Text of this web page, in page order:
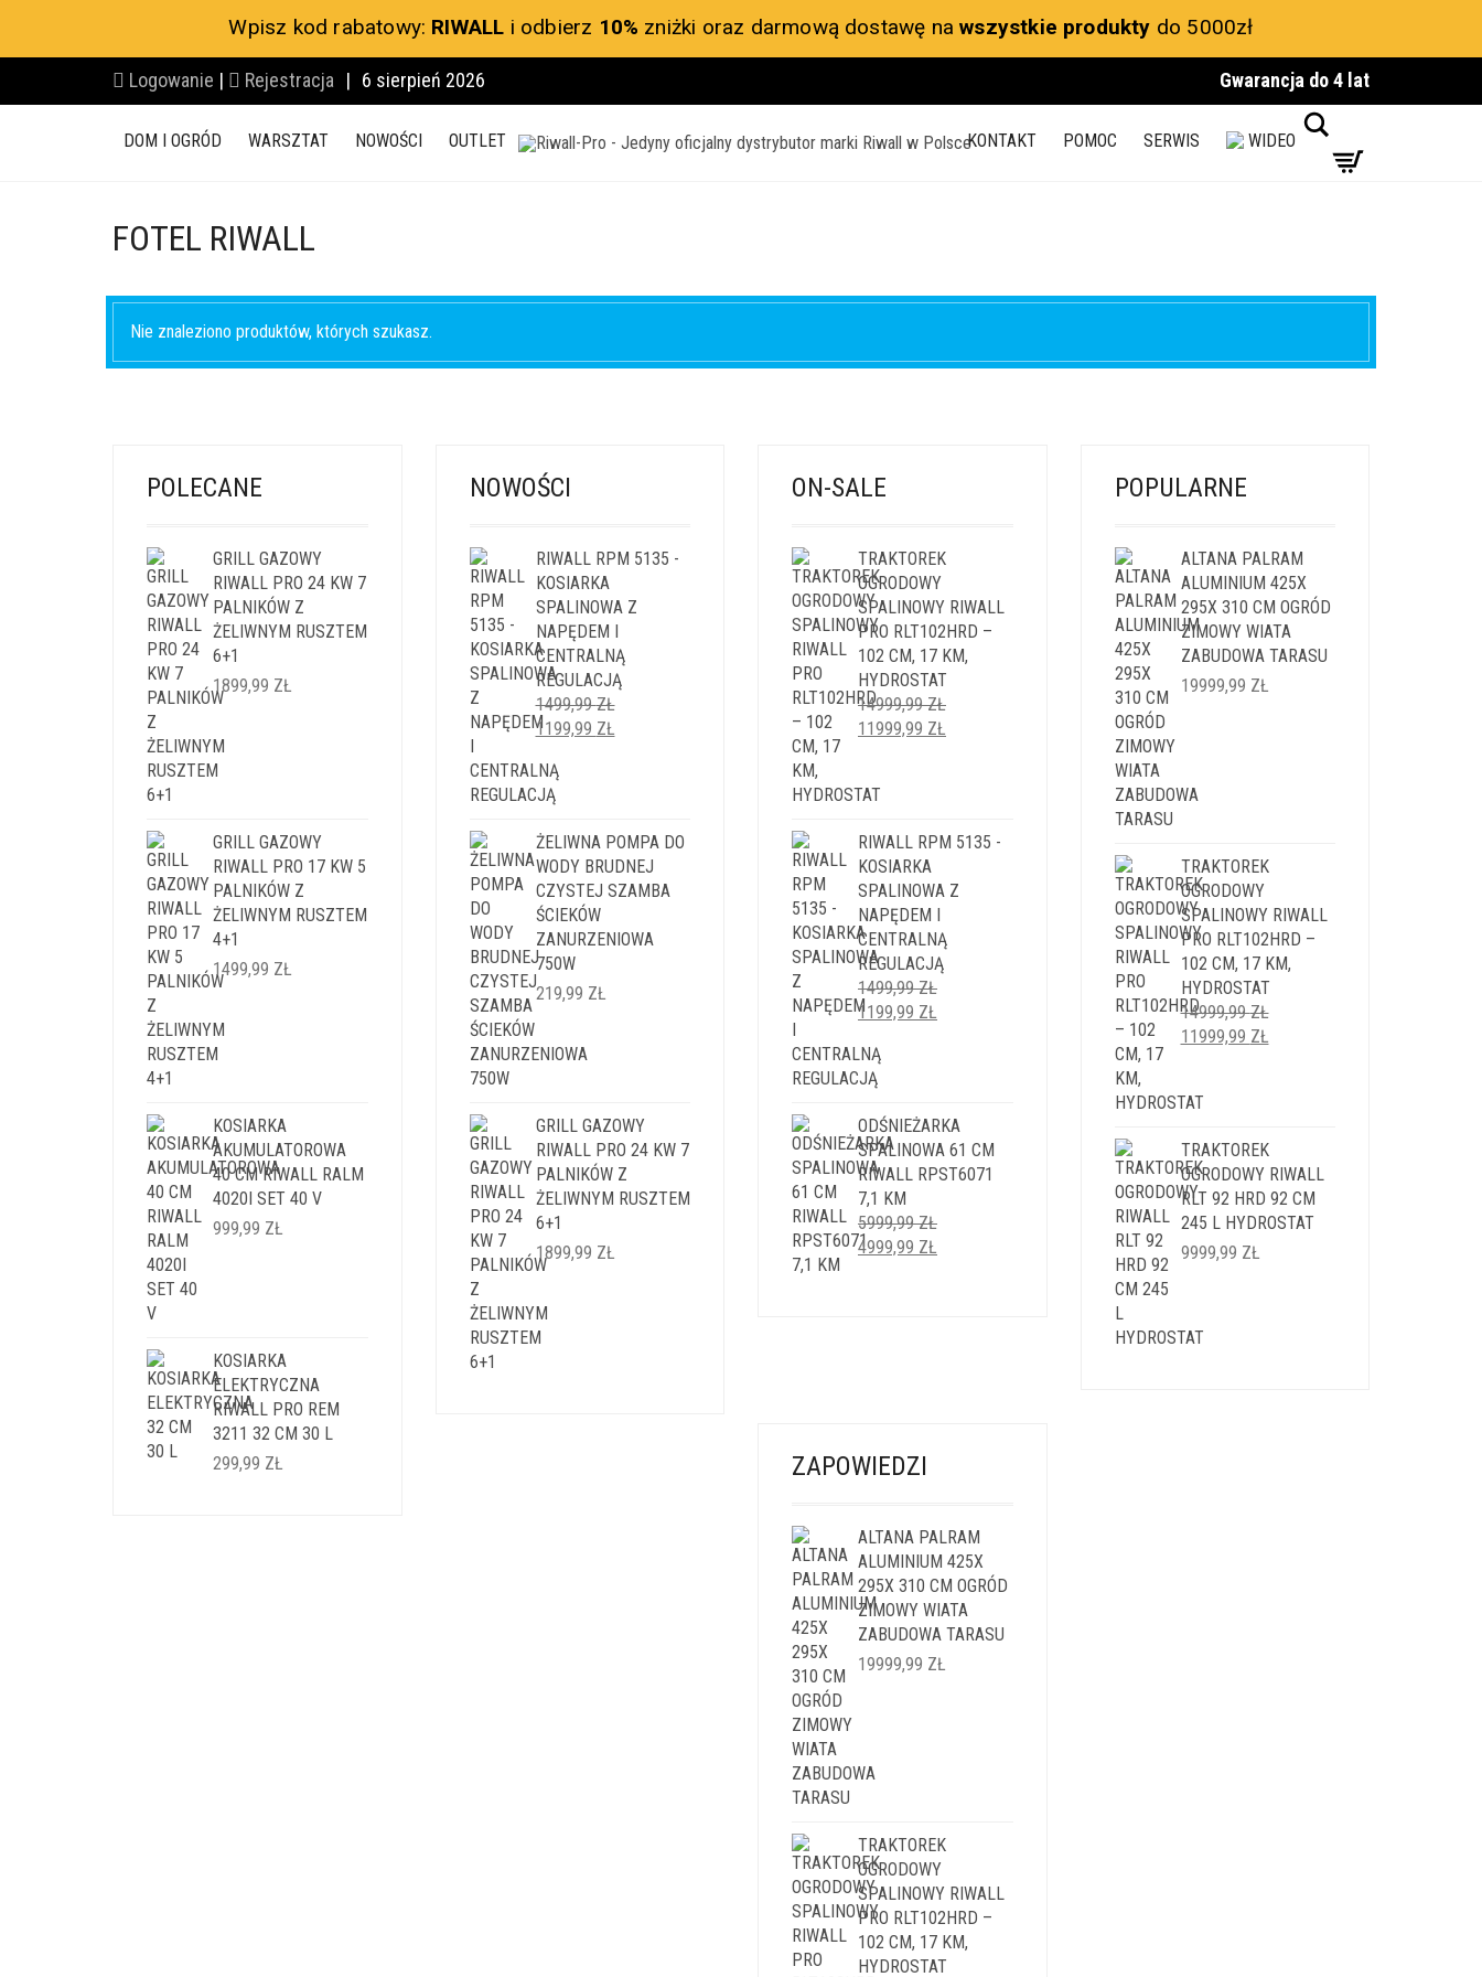
Wpisz kod rabatowy: RIWALL i odbierz 10% zniżki oraz darmową dostawę nawszystkie produkty do 5000zł
Logowanie | Rejestracja | 6 sierpień 2026 Gwarancja do 4 lat
DOM I OGRÓD WARSZTAT NOWOŚCI OUTLET KONTAKT POMOC SERWIS WIDEO
FOTEL RIWALL
Nie znaleziono produktów, których szukasz.
POLECANE
GRILL GAZOWY
RIWALL PRO 24 KW 7
PALNIKÓW Z
ŻELIWNYM RUSZTEM
6+1
1899,99 ZŁ
GRILL GAZOWY
RIWALL PRO 17 KW 5
PALNIKÓW Z
ŻELIWNYM RUSZTEM
4+1
1499,99 ZŁ
KOSIARKA
AKUMULATOROWA
40 CM RIWALL RALM
4020I SET 40 V
999,99 ZŁ
KOSIARKA
ELEKTRYCZNA
RIWALL PRO REM
3211 32 CM 30 L
299,99 ZŁ
NOWOŚCI
RIWALL RPM 5135 -
KOSIARKA
SPALINOWA Z
NAPĘDEM I
CENTRALNĄ
REGULACJĄ
1499,99ZŁ
PIERWOTNA
WYNOSIŁA:
1499,99 ZŁ.
1199,99 ZŁAKTUALNA
ŻELIWNA POMPA DO
WODY BRUDNEJ
CZYSTEJ SZAMBA
ŚCIEKÓW
ZANURZENIOWA
750W
219,99 ZŁ
GRILL GAZOWY
RIWALL PRO 24 KW 7
PALNIKÓW Z
ŻELIWNYM RUSZTEM
6+1
1899,99 ZŁ
ON-SALE
TRAKTOREK
OGRODOWY
SPALINOWY RIWALL
PRO RLT102HRD –
102 CM, 17 KM,
HYDROSTAT
14999,99ZŁ
PIERWOTNA
14999,99 ZŁ.
11999,99 ZŁ
RIWALL RPM 5135 -
KOSIARKA
SPALINOWA Z
NAPĘDEM I
CENTRALNĄ
REGULACJĄ
1499,99ZŁ
PIERWOTNA
WYNOSIŁA:
1499,99 ZŁ.
1199,99 ZŁ
ODŚNIEŻARKA
SPALINOWA 61 CM
RIWALL RPST6071
7,1 KM
5999,99ZŁ
PIERWOTNA
4999,99 ZŁ
POPULARNE
ALTANA PALRAM
ALUMINIUM 425X
295X 310 CM OGRÓD
ZIMOWY WIATA
ZABUDOWA TARASU
19999,99 ZŁ
TRAKTOREK
OGRODOWY
SPALINOWY RIWALL
PRO RLT102HRD –
102 CM, 17 KM,
HYDROSTAT
14999,99ZŁ
PIERWOTNA
14999,99 ZŁ.
11999,99 ZŁAKTUALNA
TRAKTOREK
OGRODOWY RIWALL
RLT 92 HRD 92 CM
245 L HYDROSTAT
9999,99 ZŁ
ZAPOWIEDZI
ALTANA PALRAM
ALUMINIUM 425X
295X 310 CM OGRÓD
ZIMOWY WIATA
ZABUDOWA TARASU
19999,99 ZŁ
TRAKTOREK
OGRODOWY
SPALINOWY RIWALL
PRO RLT102HRD –
102 CM, 17 KM,
HYDROSTAT